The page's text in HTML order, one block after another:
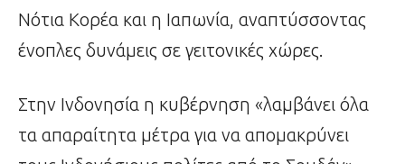
Νότια Κορέα και η Ιαπωνία, αναπτύσσοντας
ένοπλες δυνάμεις σε γειτονικές χώρες.
Στην Ινδονησία η κυβέρνηση «λαμβάνει όλα
τα απαραίτητα μέτρα για να απομακρύνει